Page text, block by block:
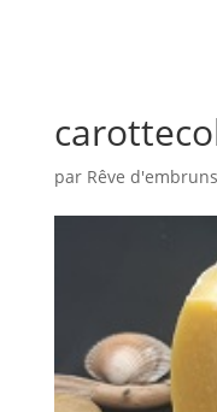
par Rêve d'embruns